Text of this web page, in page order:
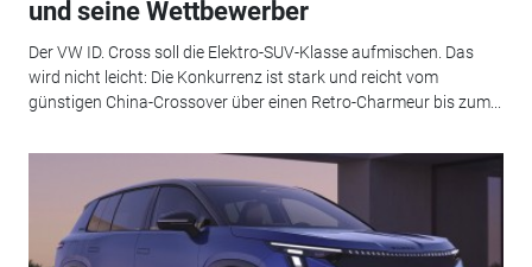
und seine Wettbewerber
Der VW ID. Cross soll die Elektro-SUV-Klasse aufmischen. Das
wird nicht leicht: Die Konkurrenz ist stark und reicht vom
günstigen China-Crossover über einen Retro-Charmeur bis zum...